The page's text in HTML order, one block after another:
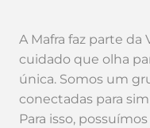
A Mafra faz parte da
cuidado que olha
única. Somos um
conectadas para
Para isso,